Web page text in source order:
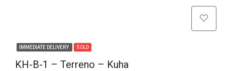
IMMEDIATE DELIVERY SOLD
KH-B-1 – Terreno – Kuha